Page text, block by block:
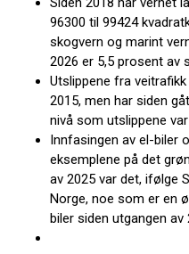
96300 til 99424
skogvern og marint
2026 er 5,5 prosent av
Utslippene fra
2015, men har siden
nivå som utslippene
Innfasingen av el-biler
eksemplene på det
av 2025 var det, ifølge
Norge, noe som er en
biler siden utgangen av